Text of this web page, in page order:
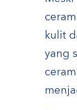
kulit
yang